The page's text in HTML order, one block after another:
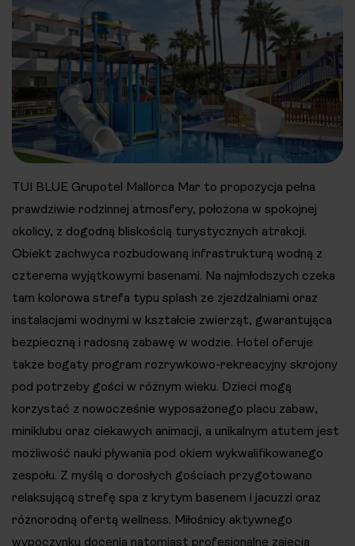
TUI BLUE Grupotel Mallorca Mar to propozycja pełna
prawdziwie rodzinnej atmosfery, położona w spokojnej
okolicy, z dogodną bliskością turystycznych atrakcji.
Obiekt zachwyca rozbudowaną infrastrukturą wodną z
czterema wyjątkowymi basenami. Na najmłodszych czeka
tam kolorowa strefa typu splash ze zjeżdżalniami oraz
instalacjami wodnymi w kształcie zwierząt, gwarantująca
bezpieczną i radosną zabawę w wodzie. Hotel oferuje
także bogaty program rozrywkowo-rekreacyjny skrojony
pod potrzeby gości w różnym wieku. Dzieci mogą
korzystać z nowocześnie wyposażonego placu zabaw,
miniklubu oraz ciekawych animacji, a unikalnym atutem jest
możliwość nauki pływania pod okiem wykwalifikowanego
zespołu. Z myślą o dorosłych gościach przygotowano
relaksującą strefę spa z krytym basenem i jacuzzi oraz
różnorodną ofertą wellness. Miłośnicy aktywnego
wypoczynku docenią natomiast profesjonalne zajęcia